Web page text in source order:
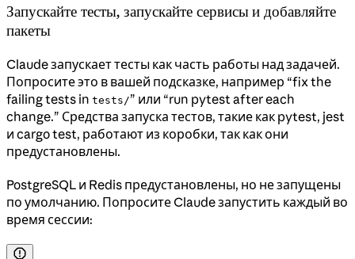
Запускайте тесты, запускайте сервисы и добавляйте
пакеты
Claude запускает тесты как часть работы над задачей.
Попросите это в вашей подсказке, например “fix the
failing tests in tests/” или “run pytest after each
change.” Средства запуска тестов, такие как pytest, jest
и cargo test, работают из коробки, так как они
предустановлены.
PostgreSQL и Redis предустановлены, но не запущены
по умолчанию. Попросите Claude запустить каждый во
время сессии: